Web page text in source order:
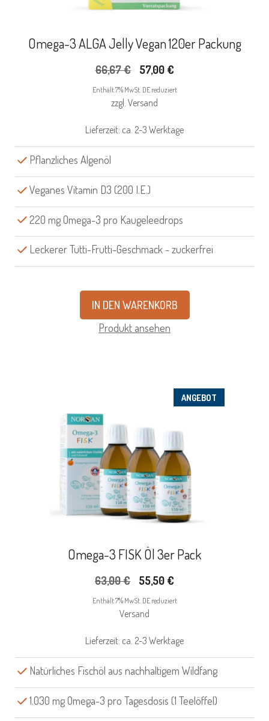
Omega-3 ALGA Jelly Vegan 120er Packung
66,67€
Ursprünglicher
Preis
war:
57,00 €Aktueller
Preis
Enthält 7% MwSt. DE reduziert
zzgl. Versand
Lieferzeit: ca. 2-3 Werktage
Pflanzliches Algenöl
Veganes Vitamin D3 (200 I.E.)
220 mg Omega-3 pro Kaugeleedrops
Leckerer Tutti-Frutti-Geschmack - zuckerfrei
IN DEN WARENKORB
Produkt ansehen
ANGEBOT
Omega-3 FISK Öl 3er Pack
63,00€
Ursprünglicher
Preis
war:
55,50 €
Preis
Enthält 7% MwSt. DE reduziert
Versand
Lieferzeit: ca. 2-3 Werktage
Natürliches Fischöl aus nachhaltigem Wildfang
1.030 mg Omega-3 pro Tagesdosis (1 Teelöffel)